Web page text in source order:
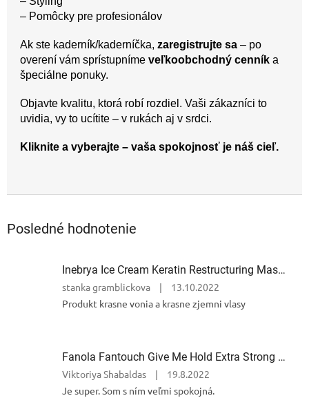
– Pomôcky pre profesionálov
Ak ste kaderník/kaderníčka, zaregistrujte sa – po
overení vám sprístupníme veľkoobchodný cenník a
špeciálne ponuky.
Objavte kvalitu, ktorá robí rozdiel. Vaši zákazníci to
uvidia, vy to ucítite – v rukách aj v srdci.
Kliknite a vyberajte – vaša spokojnosť je náš cieľ.
Posledné hodnotenie
Inebrya Ice Cream Keratin Restructuring Mask – reštrukturalizačná maska s keratínom 1000 ml
Hodnotenie
produktu
5
stanka gramblickova |
13.10.2022
Produkt krasne vonia a krasne zjemni vlasy
Fanola Fantouch Give Me Hold Extra Strong Fluid Gel - Extra silný rýchloschnúci tekutý gel 250 ml
Hodnotenie
produktu
Viktoriya Shabaldas |
19.8.2022
Je super. Som s ním veľmi spokojná.
Odoslať